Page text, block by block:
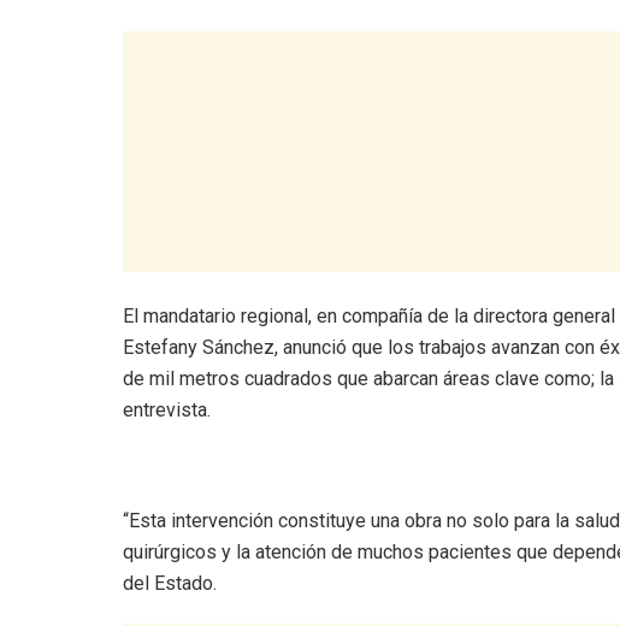
El mandatario regional, en compañía de la directora
Estefany Sánchez, anunció que los trabajos avanzan con
de mil metros cuadrados que abarcan áreas clave como;
entrevista.
“Esta intervención constituye una obra no solo para la
quirúrgicos y la atención de muchos pacientes que
del Estado.